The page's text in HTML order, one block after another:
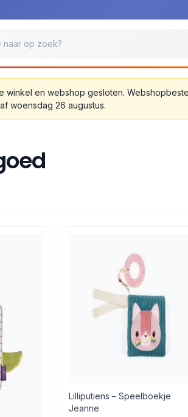
winkel en webshop gesloten.
woensdag 26 augustus.
Lilliputiens – Speelboekje
Jeanne